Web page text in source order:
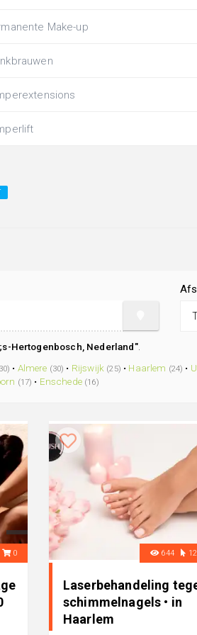
Make-up
Hertogenbosch, Nederland".
• Almere (30) • Rijswijk (25) • Haarlem (24) •
(17) • Enschede (16)
0 644
Laserbehandeling
schimmelnagels • in
Haarlem